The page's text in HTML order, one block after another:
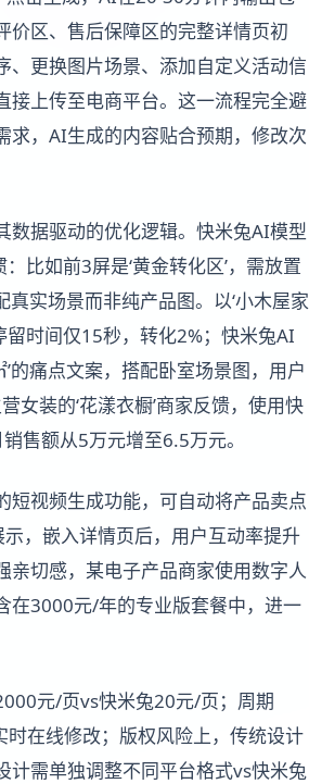
价区、售后保障区的完整详情页初
更换图片场景、添加自定义活动信
接上传至电商平台。这一流程完全避
求，AI生成的内容贴合预期，修改次
数据驱动的优化逻辑。快米兔AI模型
比如前3屏是‘黄金转化区’，需放置
实场景而非纯产品图。以‘小木屋家
时间仅15秒，转化2%；快米兔AI
的痛点文案，搭配卧室场景图，用户
装的‘花漾衣橱’商家反馈，使用快
售额从5万元增至6.5万元。
视频生成功能，可自动将产品卖点
，嵌入详情页后，用户互动率提升
切感，某电子产品商家使用数字人
在3000元/年的专业版套餐中，进一
元/页vs快米兔20元/页；周期
在线修改；版权风险上，传统设计
计需单独调整不同平台格式vs快米兔